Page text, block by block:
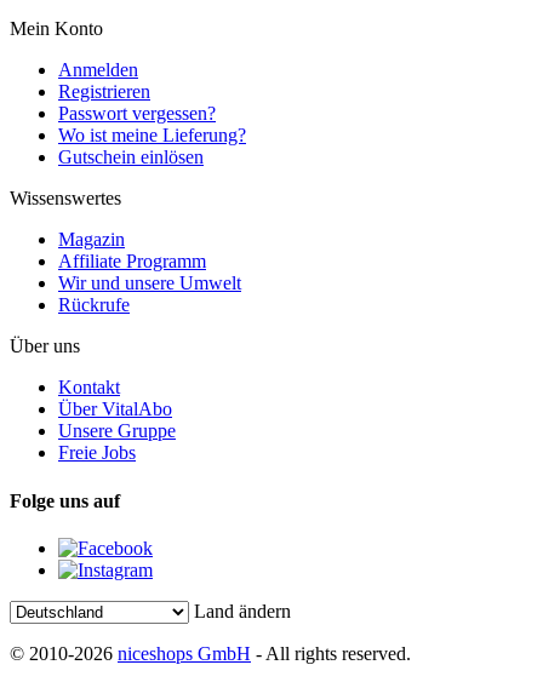
Mein Konto
Anmelden
Registrieren
Passwort vergessen?
Wo ist meine Lieferung?
Gutschein einlösen
Wissenswertes
Magazin
Affiliate Programm
Wir und unsere Umwelt
Rückrufe
Über uns
Kontakt
Über VitalAbo
Unsere Gruppe
Freie Jobs
Folge uns auf
Land ändern
© 2010-2026 niceshops GmbH - All rights reserved.